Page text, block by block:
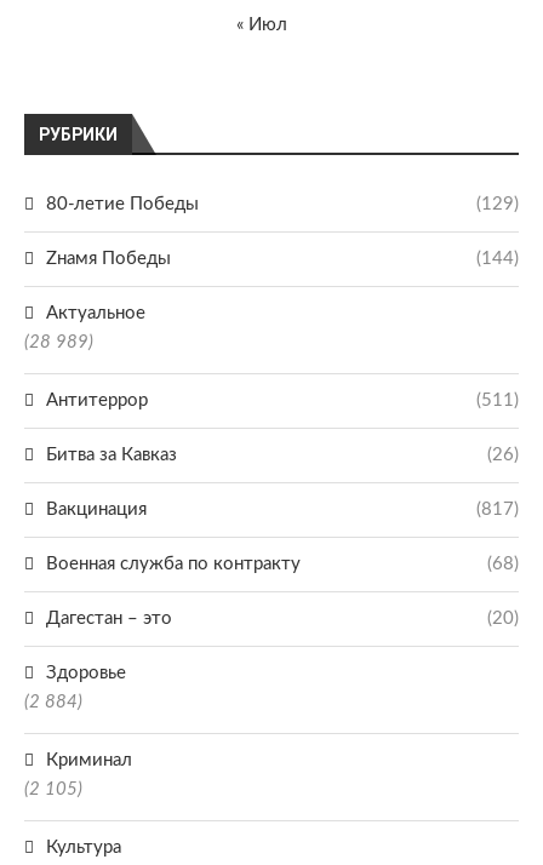
РУБРИКИ
80-летие Победы (129)
Zнамя Победы (144)
Актуальное
(28 989)
Антитеррор (511)
Битва за Кавказ (26)
Вакцинация (817)
Военная служба по контракту (68)
Дагестан – это (20)
Здоровье
(2 884)
Криминал
(2 105)
Культура
« Июл